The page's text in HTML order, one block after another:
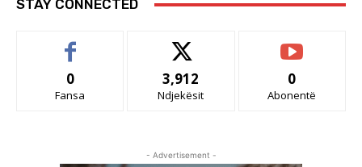
STAY CONNECTED
0
Fansa
3,912
Ndjekësit
0
Abonentë
- Advertisement -